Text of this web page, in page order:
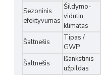
Sezoninis
efektyvumas
Šildymo-
vidutin.
klimatas
Šaltnešis
Tipas /
GWP
Šaltnešis
Išankstinis
užpildas